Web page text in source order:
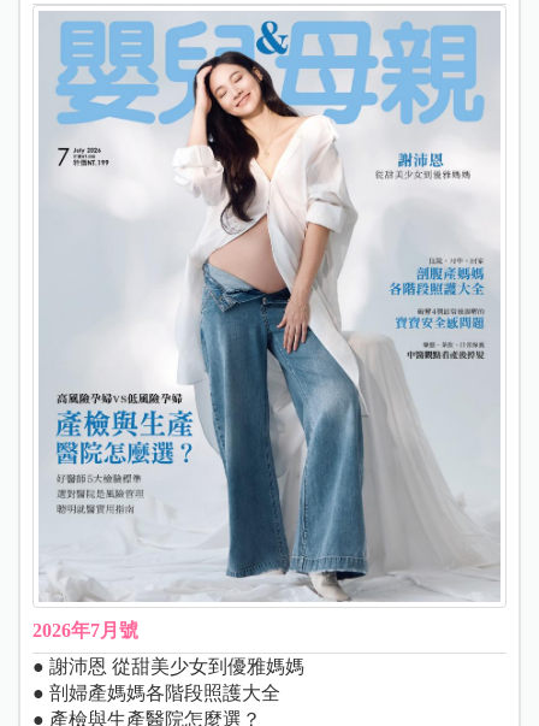
2026年7月號
● 謝沛恩 從甜美少女到優雅媽媽
● 剖婦產媽媽各階段照護大全
● 產檢與生產醫院怎麼選？